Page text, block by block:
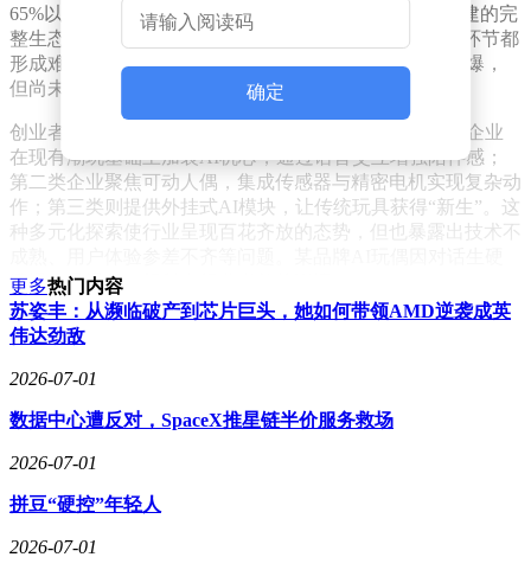
65%以上，远超多数消费品类。这种盈利能力源于其构建的完
整生态链：从IP创作到渠道布局，再到社群运营，每个环节都
形成难以复制的壁垒。相比之下，AI潮玩赛道虽融资火爆，
但尚未出现真正盈利的企业。
创业者们选择从不同技术路径切入AI潮玩领域。第一类企业
在现有潮玩基础上加装AI机芯，通过语音交互增强陪伴感；
第二类企业聚焦可动人偶，集成传感器与精密电机实现复杂动
作；第三类则提供外挂式AI模块，让传统玩具获得“新生”。这
种多元化探索使行业呈现百花齐放的态势，但也暴露出技术不
遭遇大量退货，折射出行业当前的困境。
资本的狂热追捧与现实困境形成鲜明对比。2025年行业融资额
达200.65亿元，较上年增长80倍，但多数资金流向了处于早期
阶段的项目。投资者看中的不仅是情绪消费的市场潜力，更是
的20倍，软件订阅服务更创造出持续收入流。这种商业模式能
技术限制成为制约行业发展的关键因素。当前大模型在情感交
互方面仍存在明显短板，频繁出现的“幻觉”问题严重影响用户
体验。某团队在开发AI毛绒公仔时发现，过于复杂的对话功
确定
更多热门内容
苏姿丰：从濒临破产到芯片巨头，她如何带领AMD逆袭成英
伟达劲敌
2026-07-01
数据中心遭反对，SpaceX推星链半价服务救场
2026-07-01
拼豆“硬控”年轻人
2026-07-01